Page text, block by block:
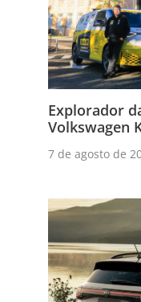
Explorador
Volkswagen
7 de agosto de